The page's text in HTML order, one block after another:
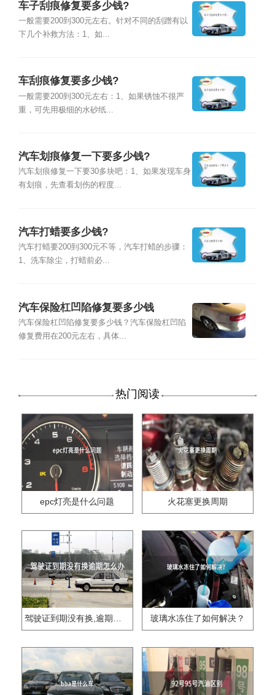
车子刮痕修复要多少钱?
一般需要200到300元左右。针对不同的刮蹭有以
下几个补救方法：1、如...
车刮痕修复要多少钱?
一般需要200到300元左右：1、如果锈蚀不很严
重，可先用极细的水砂纸...
汽车划痕修复一下要多少钱?
汽车划痕修复一下要30多块吧：1、如果发现车身
有划痕，先查看划伤的程度...
汽车打蜡要多少钱?
汽车打蜡要200到300元不等，汽车打蜡的步骤：
1、洗车除尘，打蜡前必...
汽车保险杠凹陷修复要多少钱
汽车保险杠凹陷修复要多少钱？汽车保险杠凹陷
修复费用在200元左右，具体...
热门阅读
epc灯亮是什么问题 火花塞更换周期
驾驶证到期没有换,逾期怎么办?? 玻璃水冻住了如何解决？